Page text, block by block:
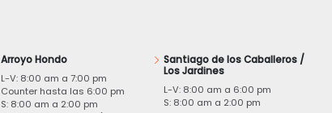
Arroyo Hondo
L-V: 8:00 am a 7:00 pm
Counter hasta las 6:00 pm
S: 8:00 am a 2:00 pm
Santiago de los Caballeros /
Los Jardines
L-V: 8:00 am a 6:00 pm
S: 8:00 am a 2:00 pm